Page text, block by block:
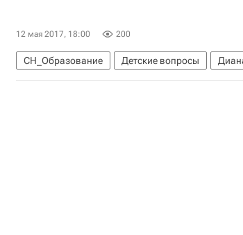
12 мая 2017, 18:00 200
СН_Образование Детские вопросы